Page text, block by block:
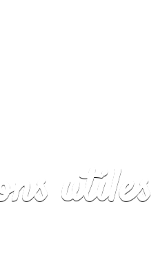
utiles